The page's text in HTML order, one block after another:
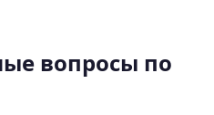
вопросы по